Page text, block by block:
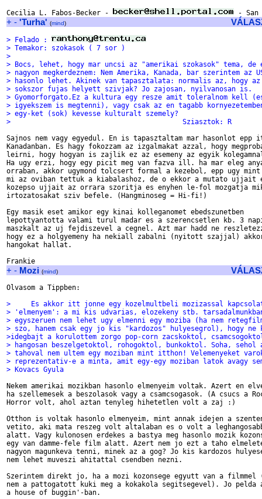
Cecilia L. Fabos-Becker -
+ - 'Turha' (mind)
> Felado :
> Temakor: szokasok ( 7 sor )
>
> Bocs, lehet, hogy mar uncsi az "amerikai szokasok" tema, de
> nagyon megkerdeznem: Nem Amerika, Kanada, bar szerintem az
> hasonlo lehet. Akinek van tapasztalata: normalis az, hogy
> sokszor fujas helyett szivjak? Jo zajosan, nyilvanosan is.
> Gyomorforgato.Ez a kultura egy resze amit toleralnom kell
> igyekszem is megtenni), vagy csak az en tagabb
> egy-ket (sok) kevesse kulturalt szemely?
>                                          Sziasztok: R
Sajnos nem vagy egyedul. En is tapasztaltam mar hasonlot epp
Kanadanban. Es hagy fokozzam az izgalmakat azzal, hogy
leirni, hogy hogyan is zajlik ez az esemeny az egyik
Ha ugy erzi, hogy egy picit meg van fazva ill. ha mar eleg
orraban, akkor ugymond tolcsert formal a kezebol, epp ugy mint
mi az oviban tettuk a kiabalashoz, de o ekkor a mutato ujjait
kozepso ujjait az orrara szoritja es enyhen le-fol mozgatja
irtozatosakat sziv befele. (Hangminoseg = Hi-fi!)
Egy masik eset amikor egy kinai kolleganomet ebedszunetben
lepottyantotta valami turul madar es a szerencsetlen kb. 3
maszkalt az uj fejdiszevel a cegnel. Azt mar hadd ne
hogy ez a holgyemeny ha nekiall zabalni (nyitott szajjal)
hangokat hallat.
+ - Mozi (mind)
Olvasom a Tippben:
>     Es akkor itt jonne egy kozelmultbeli mozizassal
> 'elmenyem': a mi kis udvarias, elozekeny stb.
> egyszeruen nem lehet ugy elmenni egy moziba (ha nem
> szo, hanem csak egy jo kis "kardozos" hulyesegrol), hogy ne
>idegbajt a korulottem zorgo pop-corn zacskoktol,
> hangosan beszelgetoktol, rohogoktol, bunkoktol. Soha, sehol
> tahoval nem ultem egy moziban mint itthon! Velemenyeket
> reprezentativ-e a minta, amit egy-egy moziban latok avagy
> Kovacs Gyula
Nekem amerikai mozikban hasonlo elmenyeim voltak. Azert en
ha szellemesek a beszolasok vagy a csamcsogasok. (A csucs a
Horror volt, ahol aztan tenyleg hihetetlen volt a zaj :)
Otthon is voltak hasonlo elmenyeim, mint annak idejen a
vetito, aki mata reszeg volt altalaban es o volt a
alatt. Vagy kulonosen erdekes a bastya meg hasonlo mozik
egy van damme-fele film alatt. Azert nem jo ezt a taho
nagyon magunkeva tenni, minek az a gog? Jo kis kardozos
nem lehet muveszi ahitattal csendben nezni.
Szerintem direkt jo, ha a mozi kozonsege egyutt van a filmmel
nem a pattogatott kuki meg a kokakola segitsegevel). Jo pelda
a house of buggin'-ban.